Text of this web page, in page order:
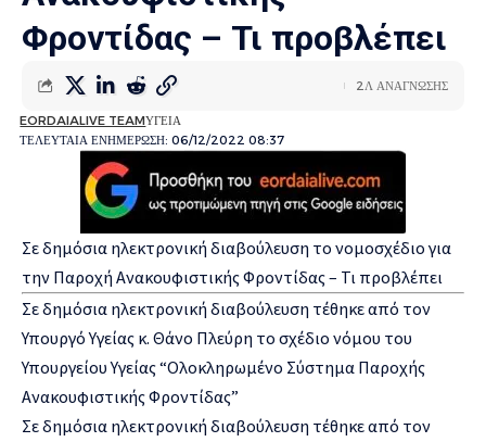
Φροντίδας – Τι προβλέπει
ΤΕΛΕΥΤΑΙΑ ΕΝΗΜΕΡΩΣΗ: 06/12/2022 08:37
EORDAIALIVE TEAMΥΓΕΙΑ
2Λ ΑΝΑΓΝΩΣΗΣ
Σε δημόσια ηλεκτρονική διαβούλευση το νομοσχέδιο για
την Παροχή Ανακουφιστικής Φροντίδας – Τι προβλέπει
Σε δημόσια ηλεκτρονική διαβούλευση τέθηκε από τον
Υπουργό Υγείας κ. Θάνο Πλεύρη το σχέδιο νόμου του
Υπουργείου Υγείας “Ολοκληρωμένο Σύστημα Παροχής
Ανακουφιστικής Φροντίδας”
Σε δημόσια ηλεκτρονική διαβούλευση τέθηκε από τον